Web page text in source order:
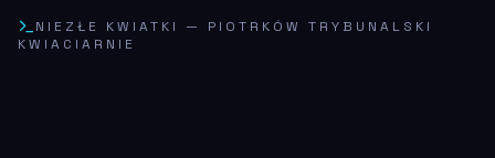
NIEZŁE KWIATKI — PIOTRKÓW TRYBUNALSKI
KWIACIARNIE